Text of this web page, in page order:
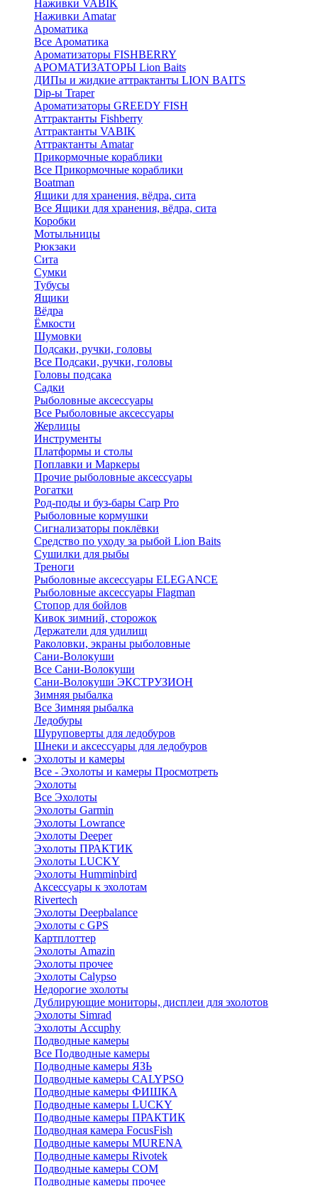
Наживки VABIK
Наживки Amatar
Ароматика
Все Ароматика
Ароматизаторы FISHBERRY
АРОМАТИЗАТОРЫ Lion Baits
ДИПы и жидкие аттрактанты LION BAITS
Dip-ы Traper
Ароматизаторы GREEDY FISH
Аттрактанты Fishberry
Аттрактанты VABIK
Аттрактанты Amatar
Прикормочные кораблики
Все Прикормочные кораблики
Boatman
Ящики для хранения, вёдра, сита
Все Ящики для хранения, вёдра, сита
Коробки
Мотыльницы
Рюкзаки
Сита
Сумки
Тубусы
Ящики
Вёдра
Ёмкости
Шумовки
Подсаки, ручки, головы
Все Подсаки, ручки, головы
Головы подсака
Садки
Рыболовные аксессуары
Все Рыболовные аксессуары
Жерлицы
Инструменты
Платформы и столы
Поплавки и Маркеры
Прочие рыболовные аксессуары
Рогатки
Род-поды и буз-бары Carp Pro
Рыболовные кормушки
Сигнализаторы поклёвки
Средство по уходу за рыбой Lion Baits
Сушилки для рыбы
Треноги
Рыболовные аксессуары ELEGANCE
Рыболовные аксессуары Flagman
Стопор для бойлов
Кивок зимний, сторожок
Держатели для удилищ
Раколовки, экраны рыболовные
Сани-Волокуши
Все Сани-Волокуши
Сани-Волокуши ЭКСТРУЗИОН
Зимняя рыбалка
Все Зимняя рыбалка
Ледобуры
Шуруповерты для ледобуров
Шнеки и аксессуары для ледобуров
Эхолоты и камеры
Все - Эхолоты и камеры Просмотреть
Эхолоты
Все Эхолоты
Эхолоты Garmin
Эхолоты Lowrance
Эхолоты Deeper
Эхолоты ПРАКТИК
Эхолоты LUCKY
Эхолоты Humminbird
Аксессуары к эхолотам
Rivertech
Эхолоты Deepbalance
Эхолоты с GPS
Картплоттер
Эхолоты Amazin
Эхолоты прочее
Эхолоты Calypso
Недорогие эхолоты
Дублирующие мониторы, дисплеи для эхолотов
Эхолоты Simrad
Эхолоты Accuphy
Подводные камеры
Все Подводные камеры
Подводные камеры ЯЗЬ
Подводные камеры CALYPSO
Подводные камеры ФИШКА
Подводные камеры LUCKY
Подводные камеры ПРАКТИК
Подводная камера FocusFish
Подводные камеры MURENA
Подводные камеры Rivotek
Подводные камеры СОМ
Подводные камеры прочее